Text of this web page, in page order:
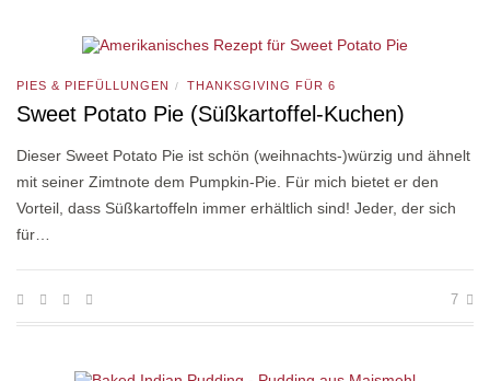
PIES & PIEFÜLLUNGEN / THANKSGIVING FÜR 6
Sweet Potato Pie (Süßkartoffel-Kuchen)
Dieser Sweet Potato Pie ist schön (weihnachts-)würzig und ähnelt
mit seiner Zimtnote dem Pumpkin-Pie. Für mich bietet er den
Vorteil, dass Süßkartoffeln immer erhältlich sind! Jeder, der sich
für…
7